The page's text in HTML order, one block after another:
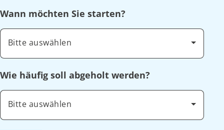
Wann möchten Sie starten?
Bitte auswählen
Wie häufig soll abgeholt werden?
Bitte auswählen